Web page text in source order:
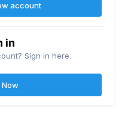
account
in
Sign in here.
Now